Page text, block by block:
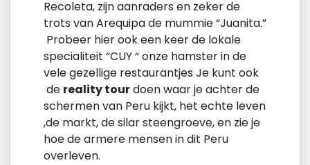
Recoleta, zijn aanraders en zeker de
trots van Arequipa de mummie “Juanita.”
Probeer hier ook een keer de lokale
specialiteit “CUY “ onze hamster in de
vele gezellige restaurantjes Je kunt ook
de reality tourdoen waar je achter de
schermen van Peru kijkt, het echte leven
,de markt, de silar steengroeve, en zie je
hoe de armere mensen in dit Peru
overleven.